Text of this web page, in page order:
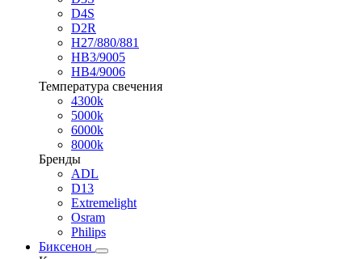
D4S
D2R
H27/880/881
HB3/9005
HB4/9006
Температура свечения
4300k
5000k
6000k
8000k
Бренды
ADL
D13
Extremelight
Osram
Philips
Биксенон